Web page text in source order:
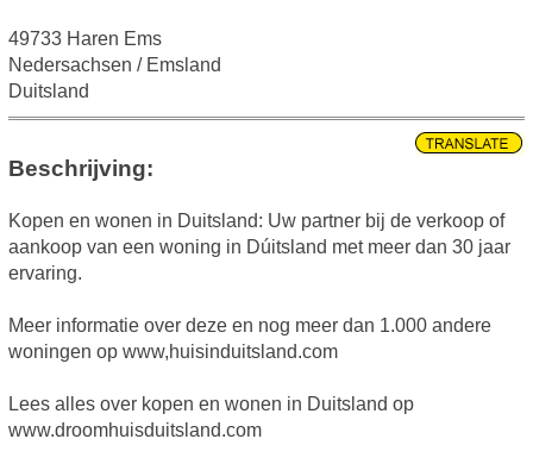
49733 Haren Ems
Nedersachsen / Emsland
Duitsland
Beschrijving:
Kopen en wonen in Duitsland: Uw partner bij de verkoop of
aankoop van een woning in Dúitsland met meer dan 30 jaar
ervaring.
Meer informatie over deze en nog meer dan 1.000 andere
woningen op www,huisinduitsland.com
Lees alles over kopen en wonen in Duitsland op
www.droomhuisduitsland.com